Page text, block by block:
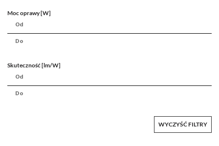
Moc oprawy [W]
Skuteczność [lm/W]
WYCZYŚĆ FILTRY